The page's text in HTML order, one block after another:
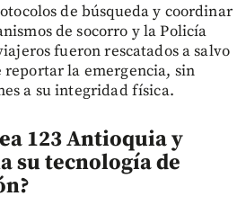
de búsqueda y coordinar
de socorro y la Policía
fueron rescatados a salvo
reportar la emergencia, sin
a su integridad física.
123 Antioquia y
su tecnología de